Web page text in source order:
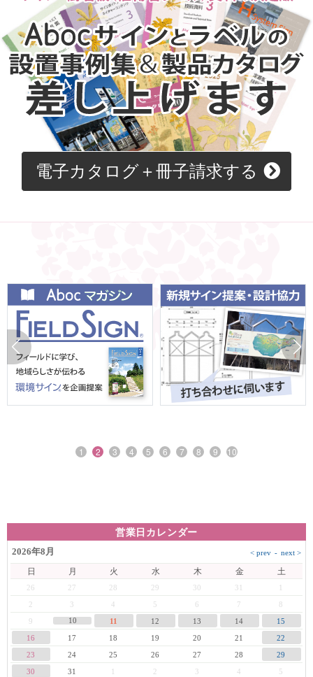
電子カタログ＋冊子請求する
1 2 3 4 5 6 7 8 9 10
営業日カレンダー
2026年8月
日 月 火 水 木 金 土
26 27 28 29 30 31
1
3 4 5 6 7
8
9
10 11 12 13 14
15
16
17 18 19 20 21
22
23
24 25 26 27 28
29
30
31 1 3 4 5